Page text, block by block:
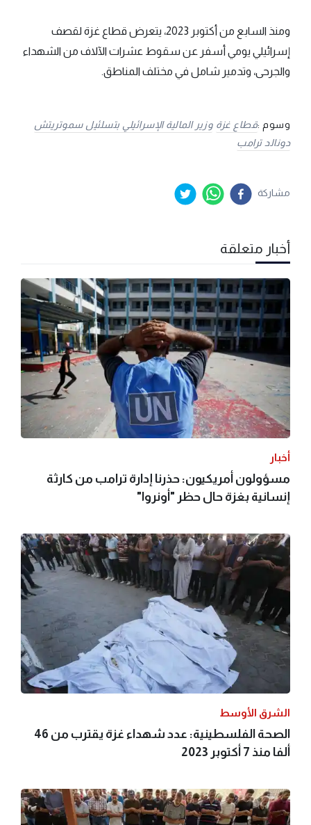
ومنذ السابع من أكتوبر 2023، يتعرض قطاع غزة لقصف
إسرائيلي يومي أسفر عن سقوط عشرات الآلاف من الشهداء
والجرحى، وتدمير شامل في مختلف المناطق.
وسوم :قطاع غزة وزير المالية الإسرائيلي بتسلئيل سموتريتش
دونالد ترامب
مشاركة
أخبار متعلقة
أخبار
مسؤولون أمريكيون: حذرنا إدارة ترامب من كارثة
إنسانية بغزة حال حظر "أونروا"
الشرق الأوسط
الصحة الفلسطينية: عدد شهداء غزة يقترب من 46
ألفا منذ 7 أكتوبر 2023